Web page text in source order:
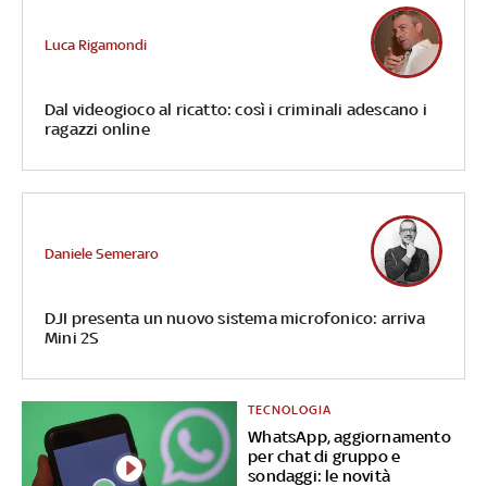
Dal videogioco al ricatto: così i criminali adescano i
ragazzi online
Luca Rigamondi
DJI presenta un nuovo sistema microfonico: arriva
Mini 2S
Daniele Semeraro
WhatsApp, aggiornamento
per chat di gruppo e
sondaggi: le novità
TECNOLOGIA